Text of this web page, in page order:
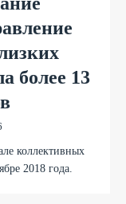
более 13
коллективных
2018 года.